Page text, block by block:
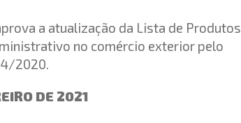
a atualização da Lista de Produtos
no comércio exterior pelo
2020.
DE 2021